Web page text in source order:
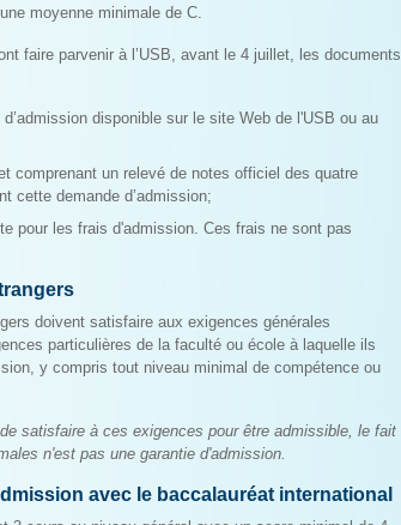
moyenne minimale de C.
faire parvenir à l’USB, avant le 4 juillet, les documents
disponible sur le site Web de l'USB ou au
comprenant un relevé de notes officiel des quatre
cette demande d’admission;
pour les frais d'admission. Ces frais ne sont pas
doivent satisfaire aux exigences générales
particulières de la faculté ou école à laquelle ils
y compris tout niveau minimal de compétence ou
satisfaire à ces exigences pour être admissible, le fait
n'est pas une garantie d'admission.
avec le baccalauréat international